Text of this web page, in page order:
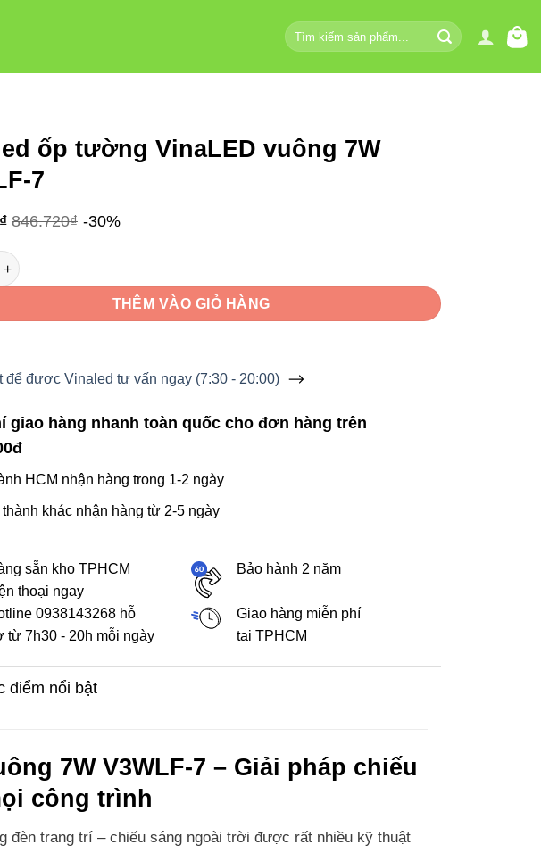
Tìm
kiếm:
ốp tường VinaLED vuông 7W
7
₫ 846.720₫ -30%
tường VinaLED vuông 7W V3WLF-7 số lượng
THÊM VÀO GIỎ HÀNG
để được Vinaled tư vấn ngay (7:30 - 20:00)
giao hàng nhanh toàn quốc cho đơn hàng trên
HCM nhận hàng trong 1-2 ngày
khác nhận hàng từ 2-5 ngày
sẵn kho TPHCM
thoại ngay
Bảo hành 2 năm
0938143268 hỗ
từ 7h30 - 20h mỗi ngày
Giao hàng miễn phí
tại TPHCM
điểm nổi bật
7W V3WLF-7 – Giải pháp chiếu
công trình
đèn trang trí – chiếu sáng ngoài trời được rất nhiều kỹ thuật